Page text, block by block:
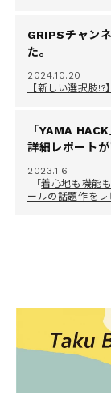
GRIPSチャン
た。
2024.10.20
【新しい選択肢
「YAMA
詳細レポートが
2023.1.6
「着心地も機能
ールの話題作をレ